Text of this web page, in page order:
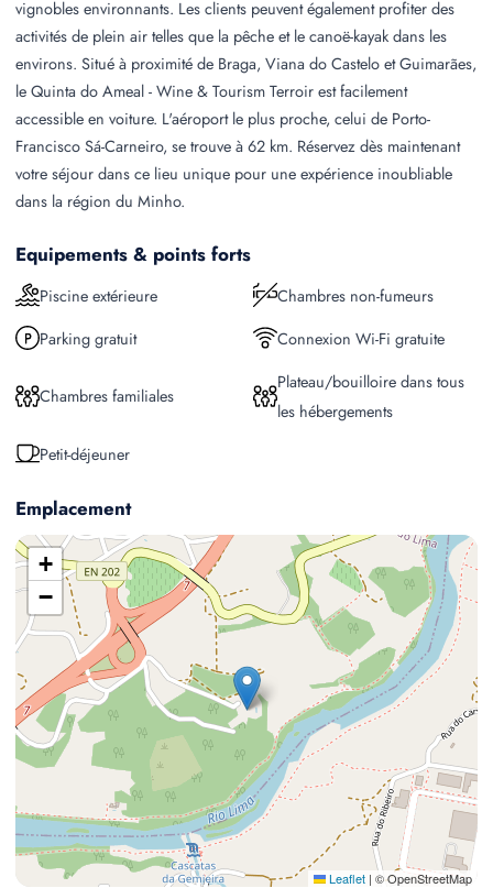
vignobles environnants. Les clients peuvent également profiter des
activités de plein air telles que la pêche et le canoë-kayak dans les
environs. Situé à proximité de Braga, Viana do Castelo et Guimarães,
le Quinta do Ameal - Wine & Tourism Terroir est facilement
accessible en voiture. L'aéroport le plus proche, celui de Porto-
Francisco Sá-Carneiro, se trouve à 62 km. Réservez dès maintenant
votre séjour dans ce lieu unique pour une expérience inoubliable
dans la région du Minho.
Equipements & points forts
Piscine extérieure
Chambres non-fumeurs
Parking gratuit
Connexion Wi-Fi gratuite
Chambres familiales
Plateau/bouilloire dans tous
les hébergements
Petit-déjeuner
Emplacement
+
−
Leaflet | © OpenStreetMap